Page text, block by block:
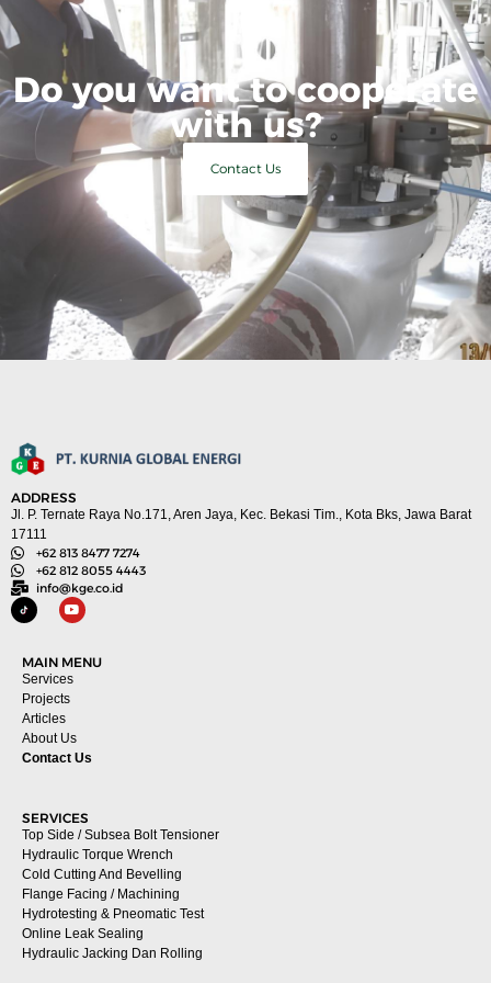
Do you want to cooperate
with us?
Contact Us
ADDRESS
Jl. P. Ternate Raya No.171, Aren Jaya, Kec. Bekasi Tim., Kota Bks, Jawa Barat
17111
+62 813 8477 7274
+62 812 8055 4443
info@kge.co.id
MAIN MENU
Services
Projects
Articles
About Us
Contact Us
SERVICES
Top Side / Subsea Bolt Tensioner
Hydraulic Torque Wrench
Cold Cutting And Bevelling
Flange Facing / Machining
Hydrotesting & Pneomatic Test
Online Leak Sealing
Hydraulic Jacking Dan Rolling